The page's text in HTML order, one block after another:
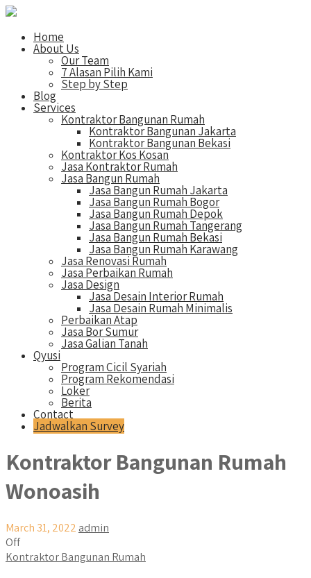
Home
About Us
Our Team
7 Alasan Pilih Kami
Step by Step
Blog
Services
Kontraktor Bangunan Rumah
Kontraktor Bangunan Jakarta
Kontraktor Bangunan Bekasi
Kontraktor Kos Kosan
Jasa Kontraktor Rumah
Jasa Bangun Rumah
Jasa Bangun Rumah Jakarta
Jasa Bangun Rumah Bogor
Jasa Bangun Rumah Depok
Jasa Bangun Rumah Tangerang
Jasa Bangun Rumah Bekasi
Jasa Bangun Rumah Karawang
Jasa Renovasi Rumah
Jasa Perbaikan Rumah
Jasa Design
Jasa Desain Interior Rumah
Jasa Desain Rumah Minimalis
Perbaikan Atap
Jasa Bor Sumur
Jasa Galian Tanah
Qyusi
Program Cicil Syariah
Program Rekomendasi
Loker
Berita
Contact
Jadwalkan Survey
Kontraktor Bangunan Rumah
Wonoasih
March 31, 2022 admin
Off
Kontraktor Bangunan Rumah